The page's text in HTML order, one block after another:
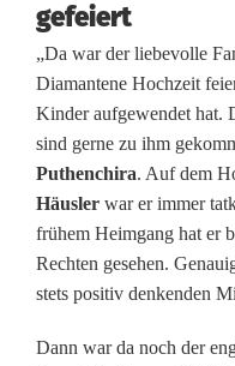
n
n
R
i
t
t
e
r
gefeiert
„Da war der liebevolle
Diamantene Hochzeit
Kinder aufgewendet hat.
sind gerne zu ihm
Puthenchira. Auf dem
Häusler war er immer
frühem Heimgang hat er
Rechten gesehen.
stets positiv denkenden
Dann war da noch der